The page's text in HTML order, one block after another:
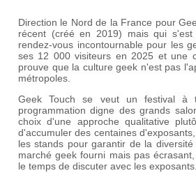
Direction le Nord de la France pour
récent (créé en 2019) mais qui
rendez-vous incontournable pour les
ses 12 000 visiteurs en 2025 et une
prouve que la culture geek n'est pas
métropoles.
Geek Touch se veut un festival à
programmation digne des grands
choix d'une approche qualitative
d'accumuler des centaines
les stands pour garantir de la
marché geek fourni mais pas
le temps de discuter avec les exposants.